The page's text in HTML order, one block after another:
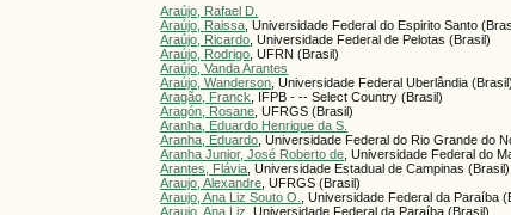
Araújo, Rafael D.
Araújo, Raissa , Universidade Federal do Espirito Santo
Araújo, Ricardo , Universidade Federal de Pelotas (Brasil)
Araújo, Rodrigo , UFRN (Brasil)
Araújo, Vanda Arantes
Araújo, Wanderson , Universidade Federal Uberlândia (Brasil)
Aragão, Franck
, IFPB - -- Select Country (Brasil)
Aragón, Rosane , UFRGS (Brasil)
Aranha, Eduardo Henrique da S.
Aranha, Eduardo , Universidade Federal do Rio Grande do
Aranha Junior, José Roberto de , Universidade Federal do
Arantes, Flávia , Universidade Estadual de Campinas (Brasil)
Araujo, Alexandre , UFRGS (Brasil)
Araujo, Ana Liz Souto O.
, Universidade Federal da Paraíba
Araujo, Ana Liz , Universidade Federal da Paraíba (Brasil)